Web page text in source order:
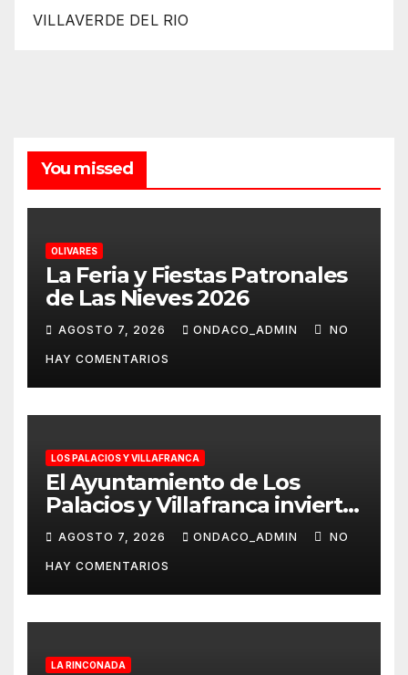
VILLAVERDE DEL RIO
You missed
OLIVARES
La Feria y Fiestas Patronales
de Las Nieves 2026
AGOSTO 7, 2026 ONDACO_ADMIN NO
HAY COMENTARIOS
LOS PALACIOS Y VILLAFRANCA
El Ayuntamiento de Los
Palacios y Villafranca invierte
más de 560.000 euros en la
mejora Pista de Atletismo
Rafael Curado Tejero con
nueva iluminación y la
colocación de césped
AGOSTO 7, 2026 ONDACO_ADMIN NO
HAY COMENTARIOS
LA RINCONADA